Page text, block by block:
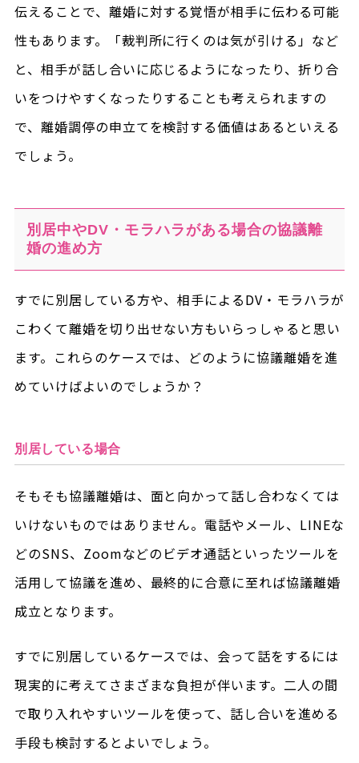
伝えることで、離婚に対する覚悟が相手に伝わる可能
性もあります。「裁判所に行くのは気が引ける」など
と、相手が話し合いに応じるようになったり、折り合
いをつけやすくなったりすることも考えられますの
で、離婚調停の申立てを検討する価値はあるといえる
でしょう。
別居中やDV・モラハラがある場合の協議離
婚の進め方
すでに別居している方や、相手によるDV・モラハラが
こわくて離婚を切り出せない方もいらっしゃると思い
ます。これらのケースでは、どのように協議離婚を進
めていけばよいのでしょうか？
別居している場合
そもそも協議離婚は、面と向かって話し合わなくては
いけないものではありません。電話やメール、LINEな
どのSNS、Zoomなどのビデオ通話といったツールを
活用して協議を進め、最終的に合意に至れば協議離婚
成立となります。
すでに別居しているケースでは、会って話をするには
現実的に考えてさまざまな負担が伴います。二人の間
で取り入れやすいツールを使って、話し合いを進める
手段も検討するとよいでしょう。